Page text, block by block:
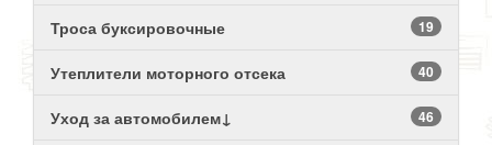
Троса буксировочные 19
Утеплители моторного отсека 40
Уход за автомобилем↓ 46